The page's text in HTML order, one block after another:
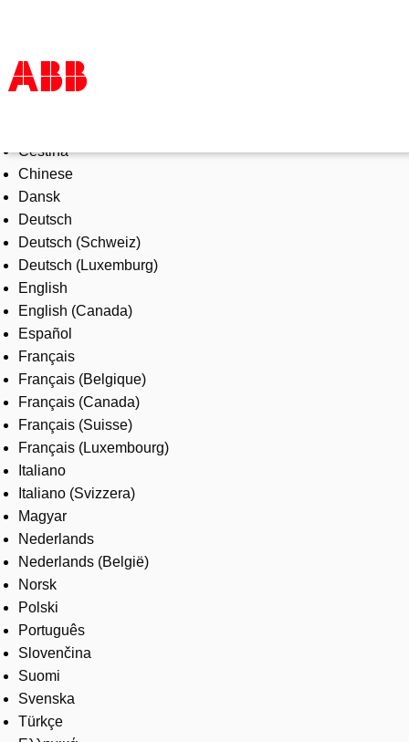
Products & Solutions
Industries
Services
About us
Where to buy
Contact us
Careers
Čeština
Chinese
Dansk
Deutsch
Deutsch (Schweiz)
Deutsch (Luxemburg)
English
English (Canada)
Español
Français
Français (Belgique)
Français (Canada)
Français (Suisse)
Français (Luxembourg)
Italiano
Italiano (Svizzera)
Magyar
Nederlands
Nederlands (België)
Norsk
Polski
Português
Slovenčina
Suomi
Svenska
Türkçe